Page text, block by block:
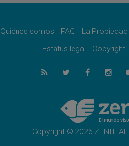
07.08.2026
07.08.2026
el compromiso del
La matanza de niños
muertos en 300 días
Tagle: La guerra
revelación de Dios lo
Quiénes somos FAQ La Propiedad
Estatus legal
Copyright
Copyright © 2026 ZENIT. All